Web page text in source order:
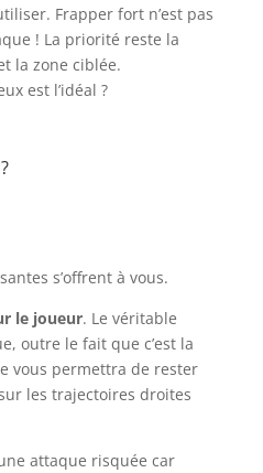
Frapper fort n’est pas
! La priorité reste la
la zone ciblée.
est l’idéal ?
s’offrent à vous.
le joueur. Le véritable
outre le fait que c’est la
vous permettra de rester
les trajectoires droites
une attaque risquée car